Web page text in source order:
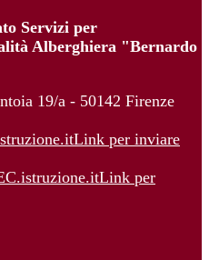
Servizi per
Alberghiera "Bernardo
19/a - 50142 Firenze
Link per inviare
Link per